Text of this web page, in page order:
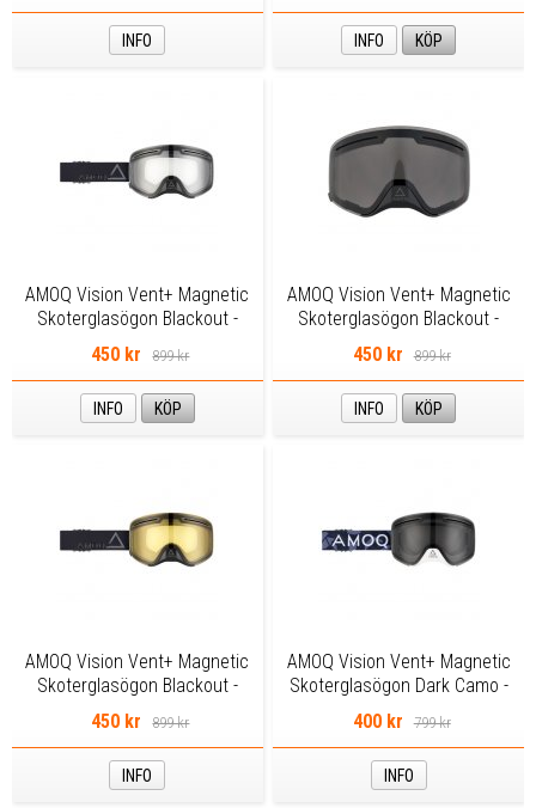
INFO INFO KÖP
AMOQ Vision Vent+ Magnetic
Skoterglasögon Blackout -
Clear
450 kr 899 kr
INFO KÖP
AMOQ Vision Vent+ Magnetic
Skoterglasögon Blackout -
Smoke
450 kr 899 kr
INFO KÖP
AMOQ Vision Vent+ Magnetic
Skoterglasögon Blackout -
Yellow
450 kr 899 kr
INFO
AMOQ Vision Vent+ Magnetic
Skoterglasögon Dark Camo -
Smoke
400 kr 799 kr
INFO